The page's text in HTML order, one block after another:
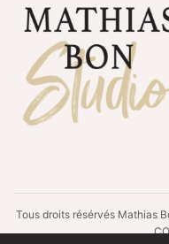
Tous droits résérvés Mathias